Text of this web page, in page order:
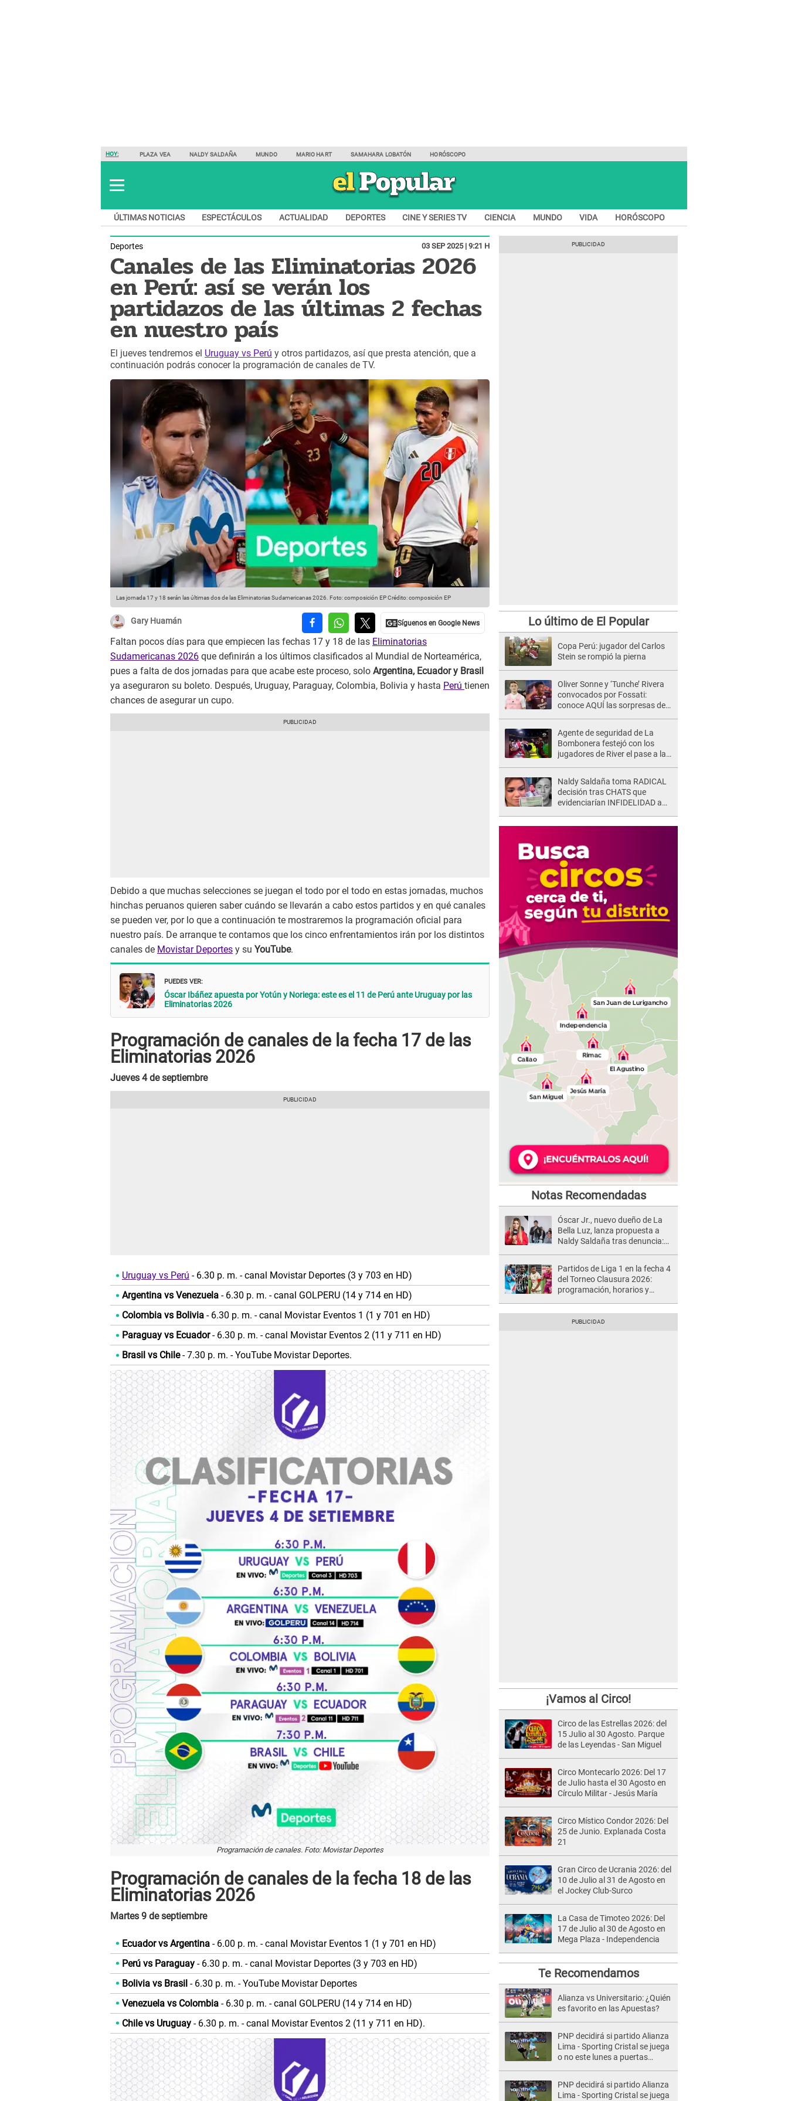
HOY: PLAZA VEA NALDY SALDAÑA MUNDO MARIO HART SAMAHARA LOBATÓN HORÓSCOPO
ÚLTIMAS NOTICIAS ESPECTÁCULOS ACTUALIDAD DEPORTES CINE Y SERIES TV CIENCIA MUNDO VIDA HORÓSCOPO
Deportes 03 SEP 2025 | 9:21 H
Canales de las Eliminatorias 2026
en Perú: así se verán los
partidazos de las últimas 2 fechas
en nuestro país
El jueves tendremos el Uruguay vs Perú y otros partidazos, así que presta atención, que a
continuación podrás conocer la programación de canales de TV.
Las jornada 17 y 18 serán las últimas dos de las Eliminatorias Sudamericanas 2026. Foto: composición EPCrédito: composición EP
Gary Huamán
Faltan pocos días para que empiecen las fechas 17 y 18 de las Eliminatorias
Sudamericanas 2026 que definirán a los últimos clasificados al Mundial de Norteamérica,
pues a falta de dos jornadas para que acabe este proceso, solo Argentina, Ecuador y Brasil
ya aseguraron su boleto. Después, Uruguay, Paraguay, Colombia, Bolivia y hasta Perú tienen
chances de asegurar un cupo.
Debido a que muchas selecciones se juegan el todo por el todo en estas jornadas, muchos
hinchas peruanos quieren saber cuándo se llevarán a cabo estos partidos y en qué canales
se pueden ver, por lo que a continuación te mostraremos la programación oficial para
nuestro país. De arranque te contamos que los cinco enfrentamientos irán por los distintos
canales de Movistar Deportes y su YouTube.
PUEDES VER:
Óscar Ibáñez apuesta por Yotún y Noriega: este es el 11 de Perú ante Uruguay por las
Eliminatorias 2026
Programación de canales de la fecha 17 de las
Eliminatorias 2026
Jueves 4 de septiembre
Uruguay vs Perú - 6.30 p. m. - canal Movistar Deportes (3 y 703 en HD)
Argentina vs Venezuela - 6.30 p. m. - canal GOLPERU (14 y 714 en HD)
Colombia vs Bolivia - 6.30 p. m. - canal Movistar Eventos 1 (1 y 701 en HD)
Paraguay vs Ecuador- 6.30 p. m. - canal Movistar Eventos 2 (11 y 711 en HD)
Brasil vs Chile- 7.30 p. m. - YouTube Movistar Deportes.
Programación de canales. Foto: Movistar Deportes
Programación de canales de la fecha 18 de las
Eliminatorias 2026
Martes 9 de septiembre
Ecuador vs Argentina - 6.00 p. m. - canal Movistar Eventos 1 (1 y 701 en HD)
Perú vs Paraguay - 6.30 p. m. - canal Movistar Deportes (3 y 703 en HD)
Bolivia vs Brasil - 6.30 p. m. - YouTube Movistar Deportes
Venezuela vs Colombia - 6.30 p. m. - canal GOLPERU (14 y 714 en HD)
Chile vs Uruguay - 6.30 p. m. - canal Movistar Eventos 2 (11 y 711 en HD).
Lo último de El Popular
Copa Perú: jugador del Carlos
Stein se rompió la pierna
Oliver Sonne y ‘Tunche’ Rivera
convocados por Fossati:
conoce AQUÍ las sorpresas de
Agente de seguridad de La
Bombonera festejó con los
jugadores de River el pase a la
Naldy Saldaña toma RADICAL
decisión tras CHATS que
evidenciarían INFIDELIDAD a
Notas Recomendadas
Óscar Jr., nuevo dueño de La
Bella Luz, lanza propuesta a
Naldy Saldaña tras denuncia:
Partidos de Liga 1 en la fecha 4
del Torneo Clausura 2026:
programación, horarios y
¡Vamos al Circo!
Circo de las Estrellas 2026: del
15 Julio al 30 Agosto. Parque
de las Leyendas - San Miguel
Circo Montecarlo 2026: Del 17
de Julio hasta el 30 Agosto en
Círculo Militar - Jesús María
Circo Místico Condor 2026: Del
25 de Junio. Explanada Costa
21
Gran Circo de Ucrania 2026: del
10 de Julio al 31 de Agosto en
el Jockey Club-Surco
La Casa de Timoteo 2026: Del
17 de Julio al 30 de Agosto en
Mega Plaza - Independencia
Te Recomendamos
Alianza vs Universitario: ¿Quién
es favorito en las Apuestas?
PNP decidirá si partido Alianza
Lima - Sporting Cristal se juega
o no este lunes a puertas
PNP decidirá si partido Alianza
Lima - Sporting Cristal se juega